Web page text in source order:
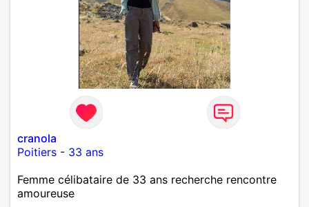
cranola
Poitiers - 33 ans
Femme célibataire de 33 ans recherche rencontre
amoureuse